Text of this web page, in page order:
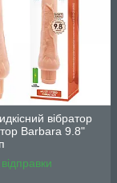
вібратор
Barbara 9.8"